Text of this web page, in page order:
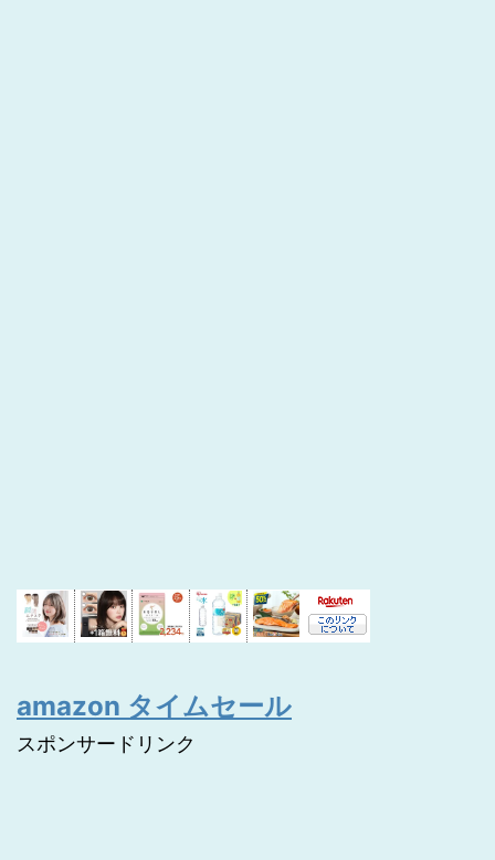
amazon タイムセール
スポンサードリンク